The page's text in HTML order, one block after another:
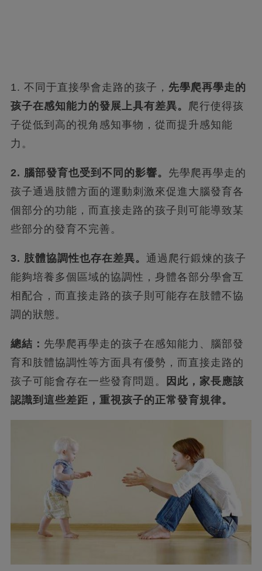
1. 不同于直接學會走路的孩子， 先學爬再學走的
孩子在感知能力的發展上具有差異。 爬行使得孩
子從低到高的視角感知事物，從而提升感知能
力。
2. 腦部發育也受到不同的影響。 先學爬再學走的
孩子通過肢體方面的運動刺激來促進大腦發育各
個部分的功能，而直接走路的孩子則可能導致某
些部分的發育不完善。
3. 肢體協調性也存在差異。 通過爬行鍛煉的孩子
能夠培養多個區域的協調性，身體各部分學會互
相配合，而直接走路的孩子則可能存在肢體不協
調的狀態。
總結： 先學爬再學走的孩子在感知能力、腦部發
育和肢體協調性等方面具有優勢，而直接走路的
孩子可能會存在一些發育問題。
因此，家長應該
認識到這些差距，重視孩子的正常發育規律。